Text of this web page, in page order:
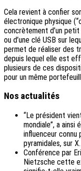
Cela revient à confier
électronique physique
concrètement d’un
ou d’une clé USB sur
permet de réaliser des
depuis lequel elle est
plusieurs de ces
pour un même
Nos actualités
“Le président
mondiale”, a ainsi
influenceur connu
pyramidales, sur X.
Conférence par
Nietzsche cette